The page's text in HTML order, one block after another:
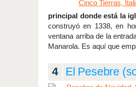
principal donde está la
construyó en 1338, en
ventana arriba de la
Manarola. Es aquí que
4 El Pesebre